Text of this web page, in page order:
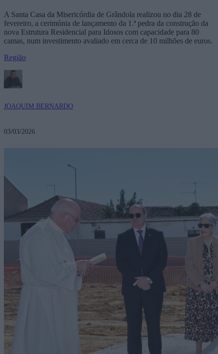
A Santa Casa da Misericórdia de Grândola realizou no dia 28 de
fevereiro, a cerimónia de lançamento da 1.ª pedra da construção da
nova Estrutura Residencial para Idosos com capacidade para 80
camas, num investimento avaliado em cerca de 10 milhões de euros.
Região
JOAQUIM BERNARDO
03/03/2026